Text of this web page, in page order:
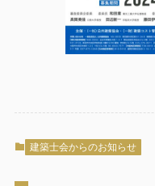
建築士会からのお知らせ